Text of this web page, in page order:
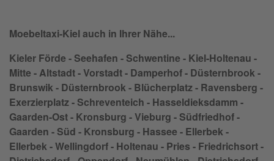
Moebeltaxi-Kiel auch in Ihrer Nähe...
Kieler Förde - Seehafen - Schwentine - Kiel-Holtenau -
Mitte - Altstadt - Vorstadt - Damperhof - Düsternbrook -
Brunswik - Düsternbrook - Blücherplatz - Ravensberg -
Exerzierplatz - Schreventeich - Hasseldieksdamm -
Gaarden-Ost - Kronsburg - Vieburg - Südfriedhof -
Gaarden - Süd - Kronsburg - Hassee - Ellerbek -
Ellerbek - Wellingdorf - Holtenau - Pries - Friedrichsort -